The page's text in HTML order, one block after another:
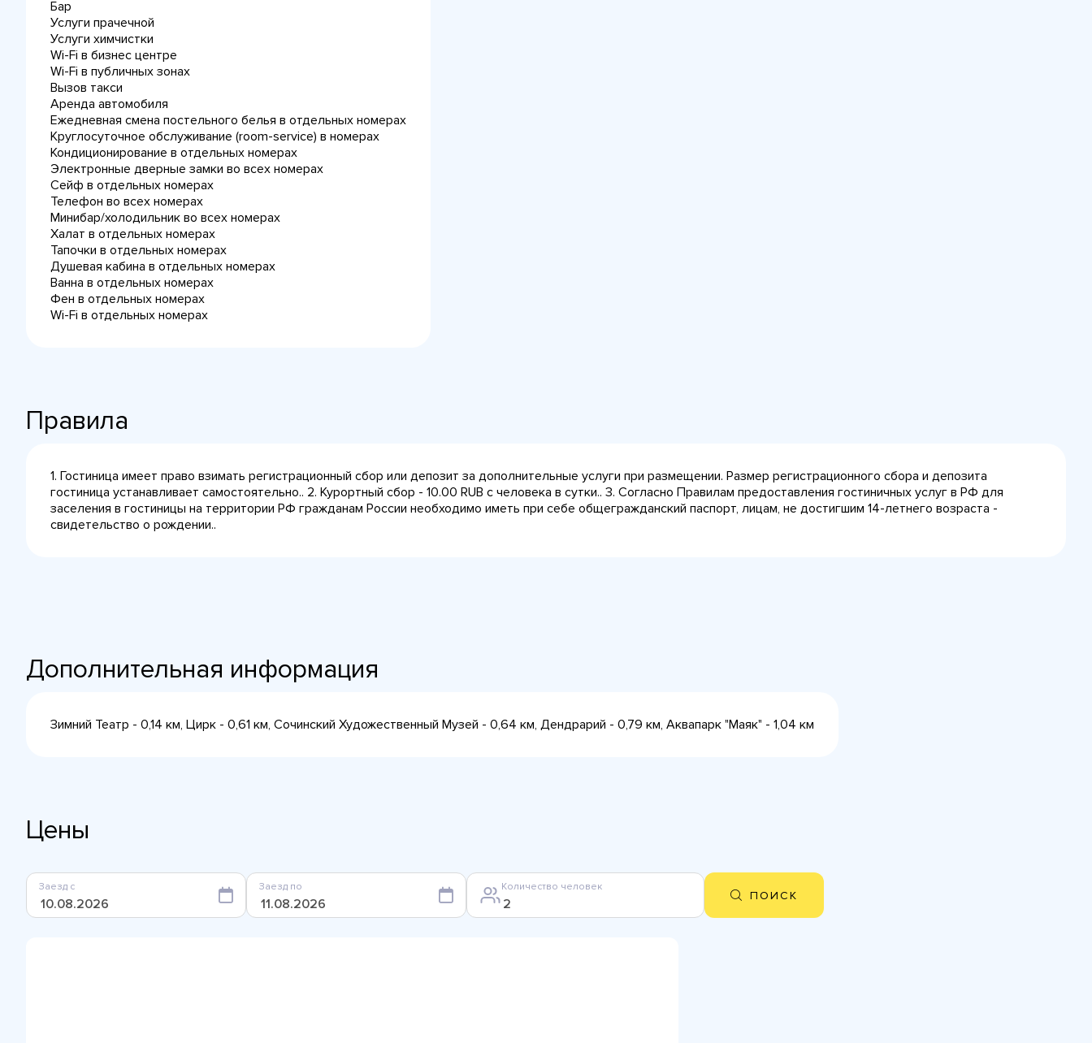
Бар
Услуги прачечной
Услуги химчистки
Wi-Fi в бизнес центре
Wi-Fi в публичных зонах
Вызов такси
Аренда автомобиля
Ежедневная cмена постельного белья в отдельных номерах
Круглосуточное обслуживание (room-service) в номерах
Кондиционирование в отдельных номерах
Электронные дверные замки во всех номерах
Сейф в отдельных номерах
Телефон во всех номерах
Минибар/холодильник во всех номерах
Халат в отдельных номерах
Тапочки в отдельных номерах
Душевая кабина в отдельных номерах
Ванна в отдельных номерах
Фен в отдельных номерах
Wi-Fi в отдельных номерах
Правила
1. Гостиница имеет право взимать регистрационный сбор или депозит за дополнительные услуги при размещении. Размер регистрационного сбора и депозита
гостиница устанавливает самостоятельно.. 2. Курортный сбор - 10.00 RUB с человека в сутки.. 3. Согласно Правилам предоставления гостиничных услуг в РФ для
заселения в гостиницы на территории РФ гражданам России необходимо иметь при себе общегражданский паспорт, лицам, не достигшим 14-летнего возраста -
свидетельство о рождении..
Дополнительная информация
Зимний Театр - 0,14 км, Цирк - 0,61 км, Сочинский Художественный Музей - 0,64 км, Дендрарий - 0,79 км, Аквапарк "Маяк" - 1,04 км
Цены
Заезд с Заезд по Количество человек
ПОИСК